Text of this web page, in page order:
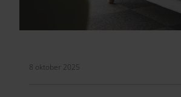
8 oktober 2025